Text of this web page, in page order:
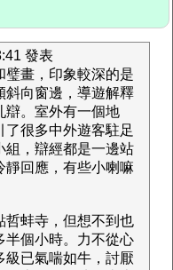
發表
璧畫，印象較深的是
斜向窗邊，導遊解釋
辯。室外有一個地
很多中外遊客駐足
組，辯經都是一邊站
靜回應，有些小喇嘛
哲蚌寺，但想不到也
半個小時。力不從心
級已氣喘如牛，討厭